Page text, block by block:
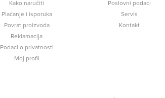
Kako naručiti
Plaćanje i isporuka
Povrat proizvoda
Reklamacija
Podaci o privatnosti
Moj profil
Poslovni podaci
Servis
Kontakt